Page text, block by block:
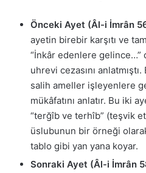
Önceki Ayet (Âl-i İmrân
ayetin birebir karşıtı ve
“İnkâr edenlere gelince…”
uhrevi cezasını
salih ameller işleyenlere
mükâfatını anlatır. Bu iki
“terğîb ve terhîb” (teşvik
üslubunun bir örneği
tablo gibi yan yana koyar.
Sonraki Ayet (Âl-i İmrân